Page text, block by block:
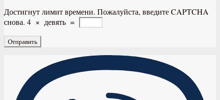
Достигнут лимит времени. Пожалуйста, введите CAPTCHA
снова. 4 × девять =